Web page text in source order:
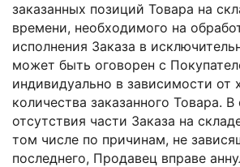
заказанных позиций Товара на
времени, необходимого на
исполнения Заказа в
может быть оговорен с
индивидуально в зависимости от
количества заказанного Товара. В
отсутствия части Заказа на
том числе по причинам, не
последнего, Продавец вправе